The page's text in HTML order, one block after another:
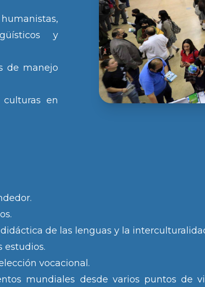
y
de manejo
en
de las lenguas y la
estudios.
vocacional.
mundiales desde varios puntos de